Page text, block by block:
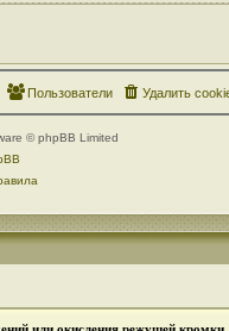
Удалить
Пользователи
© phpBB Limited